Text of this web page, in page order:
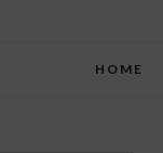
HOME